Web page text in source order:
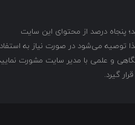
درصد از محتوای این سایت
توصیه می‌شود در صورت نیاز به
و علمی با مدیر سایت مشورت
گیرد.